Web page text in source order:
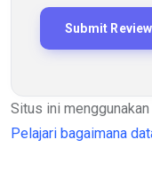
Situs ini
Pelajari bagaimana